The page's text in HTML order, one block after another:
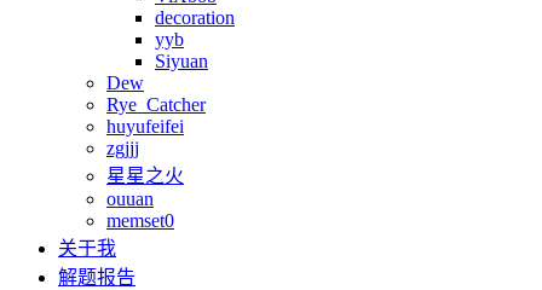
decoration
yyb
Siyuan
Dew
Rye_Catcher
huyufeifei
zgjjj
星星之火
ouuan
memset0
关于我
解题报告